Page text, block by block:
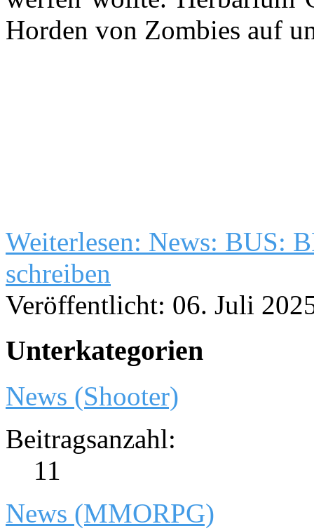
Horden von Zombies auf
Weiterlesen: News: BUS:
schreiben
Veröffentlicht: 06. Juli
Unterkategorien
News (Shooter)
Beitragsanzahl:
11
News (MMORPG)